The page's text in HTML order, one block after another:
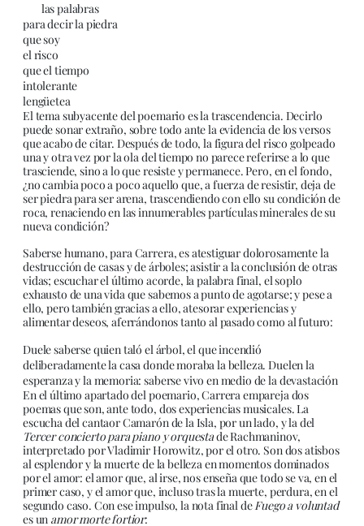
las palabras
para decir la piedra
que soy
el risco
que el tiempo
intolerante
lengüetea
El tema subyacente del poemario es la trascendencia. Decirlo
puede sonar extraño, sobre todo ante la evidencia de los versos
que acabo de citar. Después de todo, la figura del risco golpeado
una y otra vez por la ola del tiempo no parece referirse a lo que
trasciende, sino a lo que resiste y permanece. Pero, en el fondo,
¿no cambia poco a poco aquello que, a fuerza de resistir, deja de
ser piedra para ser arena, trascendiendo con ello su condición de
roca, renaciendo en las innumerables partículas minerales de su
nueva condición?
Saberse humano, para Carrera, es atestiguar dolorosamente la
destrucción de casas y de árboles; asistir a la conclusión de otras
vidas; escuchar el último acorde, la palabra final, el soplo
exhausto de una vida que sabemos a punto de agotarse; y pese a
ello, pero también gracias a ello, atesorar experiencias y
alimentar deseos, aferrándonos tanto al pasado como al futuro:
Duele saberse quien taló el árbol, el que incendió
deliberadamente la casa donde moraba la belleza. Duelen la
esperanza y la memoria: saberse vivo en medio de la devastación
En el último apartado del poemario, Carrera empareja dos
poemas que son, ante todo, dos experiencias musicales. La
escucha del cantaor Camarón de la Isla, por un lado, y la del
Tercer concierto para piano y orquestade Rachmaninov,
interpretado por Vladimir Horowitz, por el otro. Son dos atisbos
al esplendor y la muerte de la belleza en momentos dominados
por el amor: el amor que, al irse, nos enseña que todo se va, en el
primer caso, y el amor que, incluso tras la muerte, perdura, en el
segundo caso. Con ese impulso, la nota final deFuego a voluntad
es un amor morte fortior: